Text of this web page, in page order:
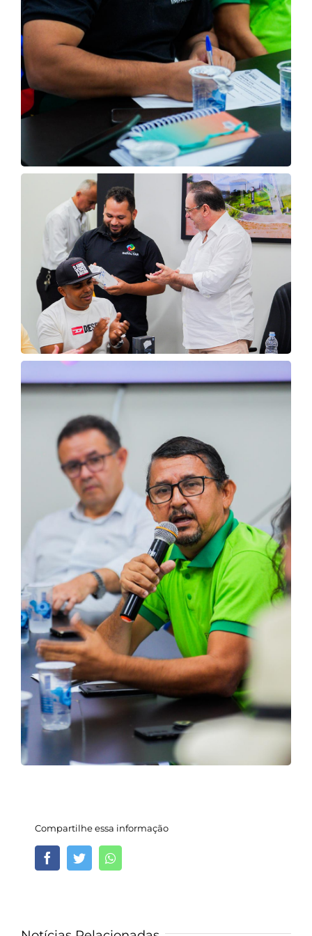
Compartilhe essa informação
FacebookTwitterWhatsapp